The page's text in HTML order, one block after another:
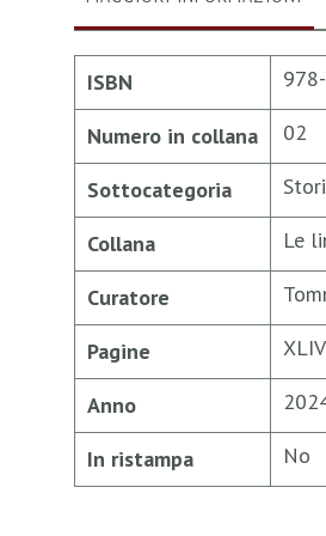
Informazioni
ISBN
Numero in collana 02
Sottocategoria
Collana Le
Curatore
Pagine
Anno
In ristampa No